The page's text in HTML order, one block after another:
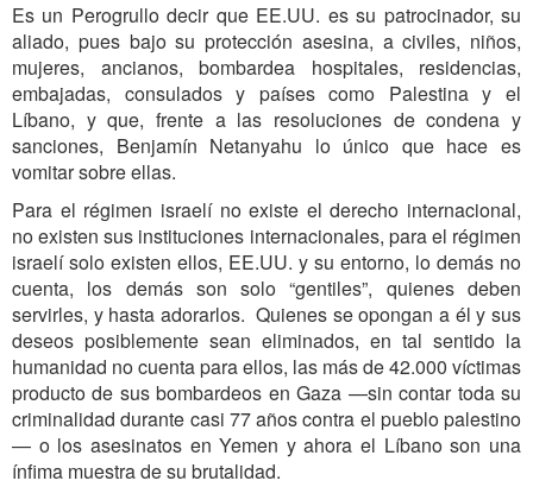
Es un Perogrullo decir que EE.UU. es su patrocinador, su
aliado, pues bajo su protección asesina, a civiles, niños,
mujeres, ancianos, bombardea hospitales, residencias,
embajadas, consulados y países como Palestina y el
Líbano, y que, frente a las resoluciones de condena y
sanciones, Benjamín Netanyahu lo único que hace es
vomitar sobre ellas.
Para el régimen israelí no existe el derecho internacional,
no existen sus instituciones internacionales, para el régimen
israelí solo existen ellos, EE.UU. y su entorno, lo demás no
cuenta, los demás son solo “gentiles”, quienes deben
servirles, y hasta adorarlos. Quienes se opongan a él y sus
deseos posiblemente sean eliminados, en tal sentido la
humanidad no cuenta para ellos, las más de 42.000 víctimas
producto de sus bombardeos en Gaza —sin contar toda su
criminalidad durante casi 77 años contra el pueblo palestino
— o los asesinatos en Yemen y ahora el Líbano son una
ínfima muestra de su brutalidad.